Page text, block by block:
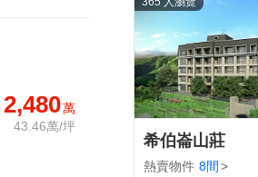
2,480萬
43.46萬/坪
希伯崙山莊
熱賣物件 8間 >